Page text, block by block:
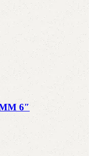
6″